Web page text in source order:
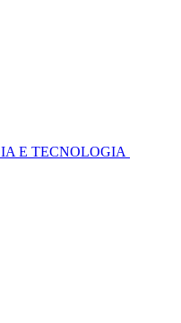
E TECNOLOGIA